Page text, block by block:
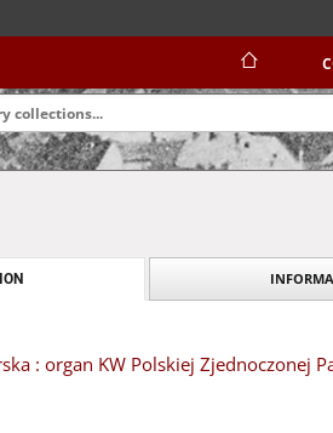
: organ KW Polskiej Zjednoczonej